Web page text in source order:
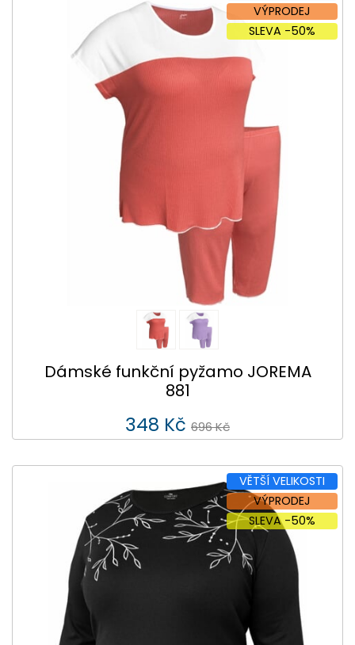
VÝPRODEJ
SLEVA -50%
Dámské funkční pyžamo JOREMA
881
348 Kč 696 Kč
VĚTŠÍ VELIKOSTI
VÝPRODEJ
SLEVA -50%